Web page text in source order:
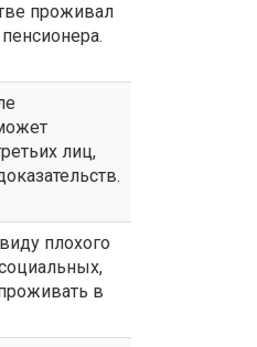
проживал
лиц,
плохого
в